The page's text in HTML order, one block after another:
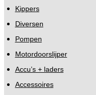
Kippers
Diversen
Pompen
Motordoorslijper
Accu’s + laders
Accessoires